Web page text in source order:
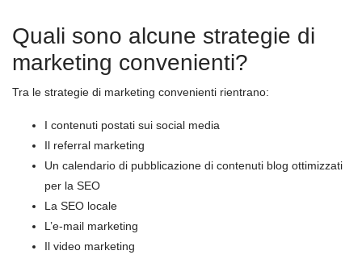
Quali sono alcune strategie di
marketing convenienti?
Tra le strategie di marketing convenienti rientrano:
I contenuti postati sui social media
Il referral marketing
Un calendario di pubblicazione di contenuti blog ottimizzati
per la SEO
La SEO locale
L’e-mail marketing
Il video marketing